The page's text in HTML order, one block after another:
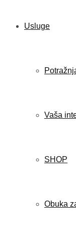
Usluge
Vaša
SHOP
Obuka